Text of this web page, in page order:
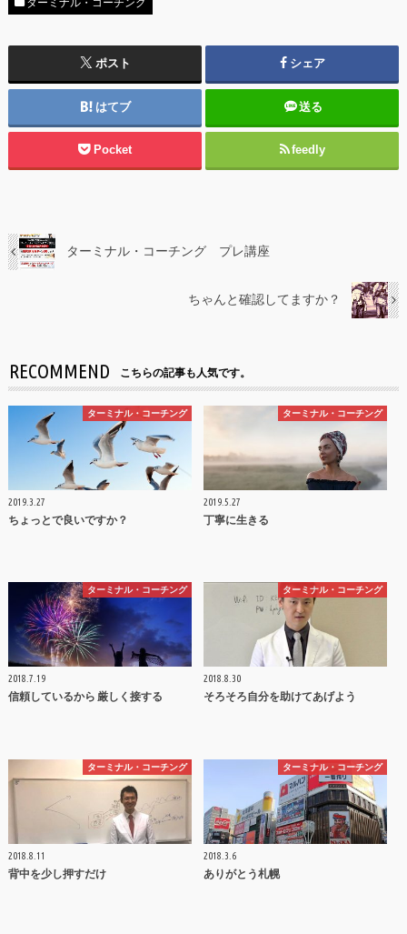
ターミナル・コーチング
ポスト シェア
はてブ 送る
Pocket feedly
ターミナル・コーチング プレ講座
ちゃんと確認してますか？
RECOMMEND こちらの記事も人気です。
ターミナル・コーチング
2019.3.27
ちょっとで良いですか？
ターミナル・コーチング
2019.5.27
丁寧に生きる
ターミナル・コーチング
2018.7.19
信頼しているから 厳しく接する
ターミナル・コーチング
2018.8.30
そろそろ自分を助けてあげよう
ターミナル・コーチング
2018.8.11
背中を少し押すだけ
ターミナル・コーチング
2018.3.6
ありがとう札幌